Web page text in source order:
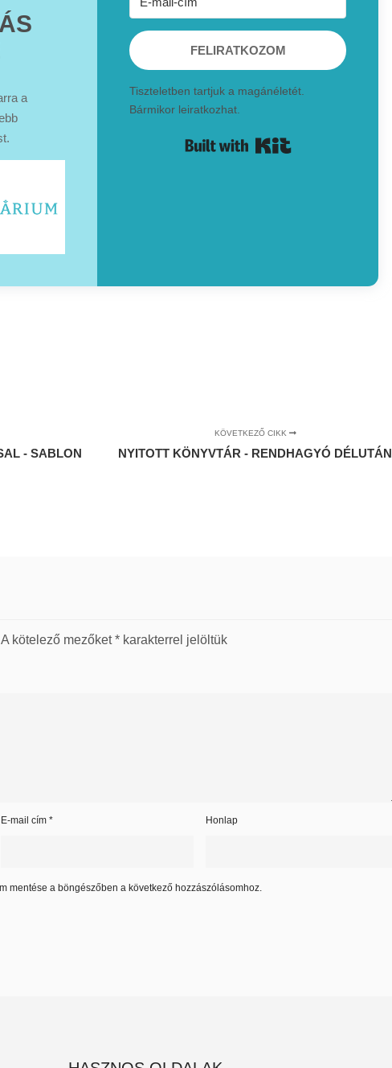
a
FELIRATKOZOM
Tiszteletben tartjuk a magánéletét.
Bármikor leiratkozhat.
- SABLON
KÖVETKEZŐ CIKK
NYITOTT KÖNYVTÁR - RENDHAGYÓ DÉLUTÁN
A kötelező mezőket* karakterrel jelöltük
E-mail cím * Honlap
mentése a böngészőben a következő hozzászólásomhoz.